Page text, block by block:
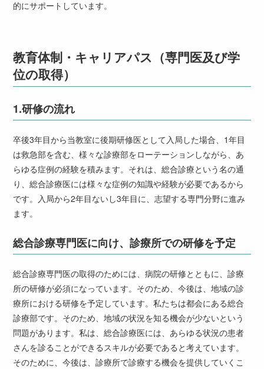
的にサポートしています。
教育体制・キャリアパス （専門医及び学
位の取得）
1.研修の流れ
卒後3年目から当教室に後期研修医として入局した場合、1年目
は救急部を含む、様々な診療部をローテーションしながら、あ
らゆる症例の経験を積みます。それは、総合診療という名の通
り、総合診療医には様々な症例の知識や経験が必要であるから
です。入局から2年目ないし3年目に、志望する専門分野に進み
ます。
総合診療専門医に向け、診療所での研修を予定
総合診療専門医の取得のためには、病院の研修とともに、診療
所の研修が必須になっています。そのため、今後は、地域の診
療所における研修を予定しています。私たちは都会にある総合
診療部です。そのため、地域の状況を知る機会が少ないという
問題があります。私は、総合診療医には、あらゆる状況の患者
さんを診ることができるスキルが必要であると考えています。
そのために、今後は、診療所で診療する機会を提供していくこ